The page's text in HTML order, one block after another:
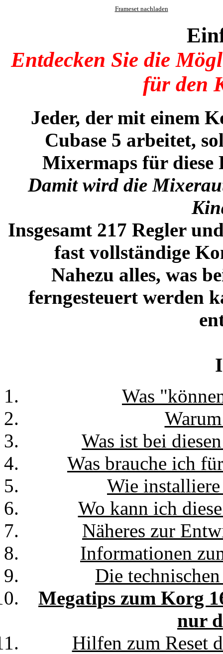
Frameset nachladen
Entdecken Sie die
für den
Jeder, der mit einem
Cubase 5 arbeitet,
Mixermaps für diese
Damit wird die
Insgesamt 217 Regler
fast vollständige
Nahezu alles, was
ferngesteuert werden
Was
Was ist bei
Was brauche ich
Wie
Wo kann ich
Näheres zur
Informationen
Die
Megatips zum Korg
nur
Hilfen zum Reset